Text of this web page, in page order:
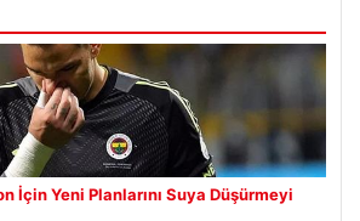
İçin Yeni Planlarını Suya Düşürmeyi